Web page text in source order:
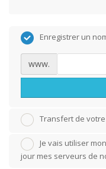
Enregistrer un
www.
Transfert de
Je vais utiliser
jour mes serveurs de